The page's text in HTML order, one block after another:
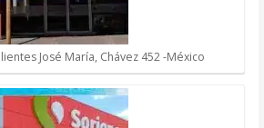
José María, Chávez 452 -México